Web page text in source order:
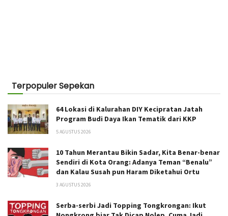
Terpopuler Sepekan
64 Lokasi di Kalurahan DIY Kecipratan Jatah
Program Budi Daya Ikan Tematik dari KKP
5 AGUSTUS 2026
10 Tahun Merantau Bikin Sadar, Kita Benar-benar
Sendiri di Kota Orang: Adanya Teman “Benalu”
dan Kalau Susah pun Haram Diketahui Ortu
3 AGUSTUS 2026
Serba-serbi Jadi Topping Tongkrongan: Ikut